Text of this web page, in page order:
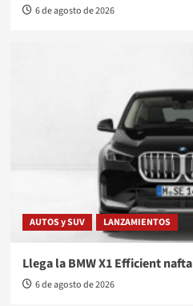
6 de agosto de 2026
AUTOS y SUV LANZAMIENTOS
Llega la BMW X1 Efficient nafta
6 de agosto de 2026